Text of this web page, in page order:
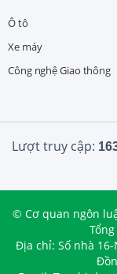
Ô tô
Xe máy
Công nghệ Giao thông
Lượt truy cập:
© Cơ quan ngôn
Địa chỉ: Số nhà